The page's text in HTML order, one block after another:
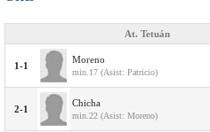
At. Tetuán
1-1
Moreno
min.17 (Asist: Patricio)
2-1
Chicha
min.22 (Asist: Moreno)